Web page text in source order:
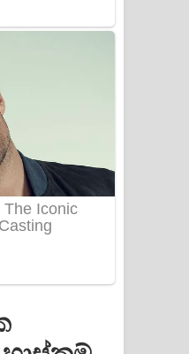
- සොරි සර්
Liyanna Song Lyrics
ගීතයේ පද පෙළ
Lyrics - සඳක් ඇවිත්
- මා ඉගිලී ගියා